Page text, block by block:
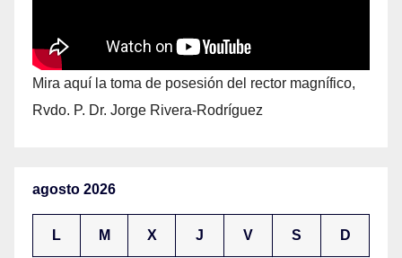
Mira aquí la toma de posesión del rector magnífico,
Rvdo. P. Dr. Jorge Rivera-Rodríguez
agosto 2026
L M X J V S D